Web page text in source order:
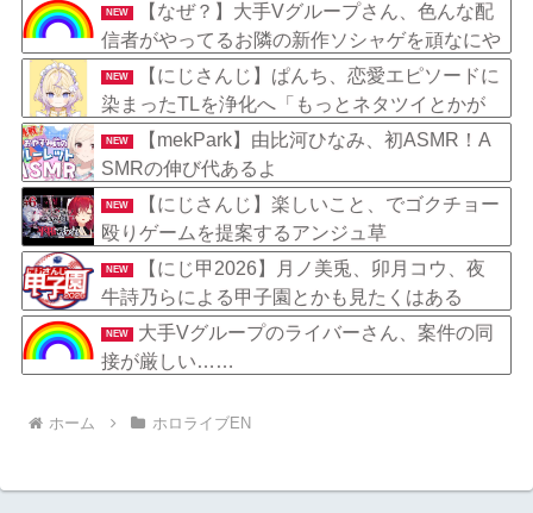
NEW
【なぜ？】大手Vグループさん、色んな配
信者がやってるお隣の新作ソシャゲを頑なにや
らない……
NEW
【にじさんじ】ぱんち、恋愛エピソードに
染まったTLを浄化へ「もっとネタツイとかが
見たくて…」
NEW
【mekPark】由比河ひなみ、初ASMR！A
SMRの伸び代あるよ
NEW
【にじさんじ】楽しいこと、でゴクチョー
殴りゲームを提案するアンジュ草
NEW
【にじ甲2026】月ノ美兎、卯月コウ、夜
牛詩乃らによる甲子園とかも見たくはある
NEW
大手Vグループのライバーさん、案件の同
接が厳しい……
ホーム ホロライブEN